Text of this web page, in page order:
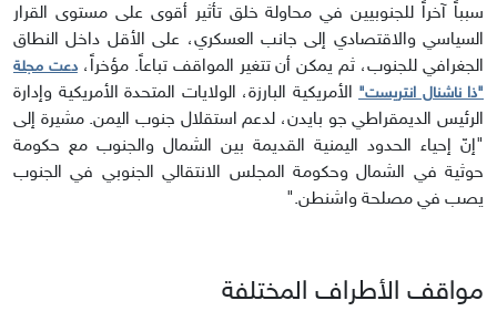
سبباً آخراً للجنوبيين في محاولة خلق تأثير أقوى على مستوى القرار
السياسي والاقتصادي إلى جانب العسكري، على الأقل داخل النطاق
الجغرافي للجنوب، ثم يمكن أن تتغير المواقف تباعاً. مؤخراً،دعت مجلة
"ذا ناشنال انتريست" الأمريكية البارزة، الولايات المتحدة الأمريكية وإدارة
الرئيس الديمقراطي جو بايدن، لدعم استقلال جنوب اليمن. مشيرة إلى
"إنّ إحياء الحدود اليمنية القديمة بين الشمال والجنوب مع حكومة
حوثية في الشمال وحكومة المجلس الانتقالي الجنوبي في الجنوب
يصب في مصلحة واشنطن."
مواقف الأطراف المختلفة